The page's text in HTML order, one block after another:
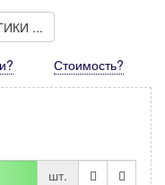
...
Стоимость?
шт.